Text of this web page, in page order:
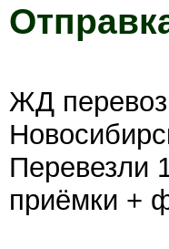
ЖД
Перевезли
приёмки +